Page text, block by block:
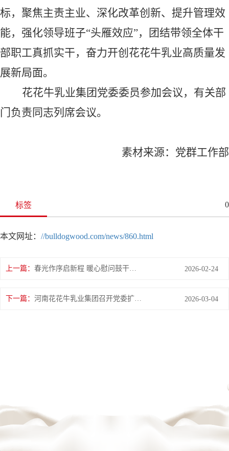
标，聚焦主责主业、深化改革创新、提升管理效
能，强化领导班子“头雁效应”，团结带领全体干
部职工真抓实干，奋力开创花花牛乳业高质量发
展新局面。
花花牛乳业集团党委委员参加会议，有关部
门负责同志列席会议。
素材来源：党群工作部
标签 0
本文网址： //bulldogwood.com/news/860.html
上一篇： 2026-02-24
下一篇： 2026-03-04